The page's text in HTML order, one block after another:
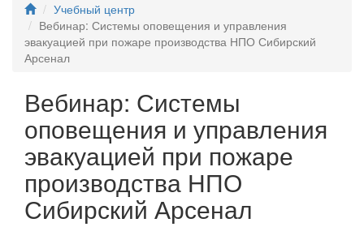
Учебный центр
Вебинар: Системы оповещения и управления
эвакуацией при пожаре производства НПО Сибирский
Арсенал
Вебинар: Системы
оповещения и управления
эвакуацией при пожаре
производства НПО
Сибирский Арсенал